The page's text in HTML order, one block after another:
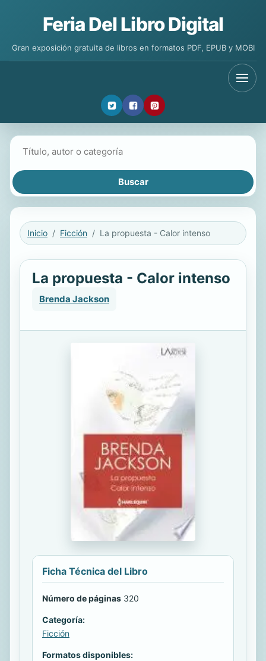
Feria Del Libro Digital
Gran exposición gratuita de libros en formatos PDF, EPUB y MOBI
Inicio Ficción La propuesta - Calor intenso
La propuesta - Calor intenso
Brenda Jackson
Ficha Técnica del Libro
Número de páginas 320
Categoría:
Ficción
Formatos disponibles: